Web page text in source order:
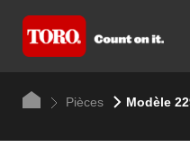
Pièces Modèle